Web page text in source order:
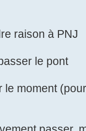
raison à PNJ
le pont
moment